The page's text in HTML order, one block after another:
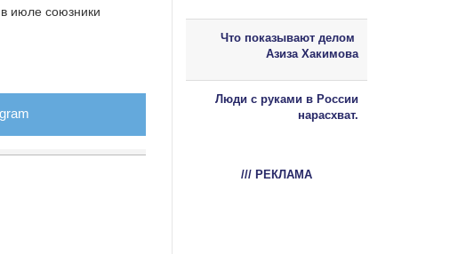
июле союзники
Что показывают делом
Азиза Хакимова
Люди с руками в России
нарасхват.
/// РЕКЛАМА